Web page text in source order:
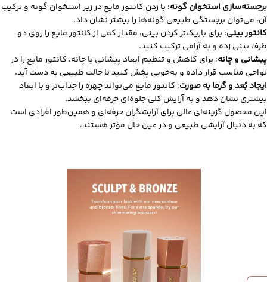
برجسته‌سازی استخوان گونه: با زدن کانتور مایع در زیر استخوان گونه و ترکیب
آن، می‌توان برجستگی طبیعی گونه‌ها را بیشتر نشان داد.
کانتور بینی: برای باریک‌تر کردن بینی، مقدار کمی از کانتور مایع را روی دو
طرف بینی زده و به آرامی ترکیب کنید.
پیشانی و چانه: برای کاهش و تنظیم ابعاد پیشانی یا چانه، کانتور مایع را در
نواحی مناسب قرار داده و به‌خوبی پخش کنید تا حالت طبیعی به دست آید.
ایجاد بُعد و گرما به صورت: کانتور مایع می‌تواند چهره را جذاب‌تر و با ابعاد
بیشتری نشان دهد و به آرایش کلی جلوه‌ای حرفه‌ای ببخشد.
این محصول گزینه‌ای عالی برای آرایشگران حرفه‌ای و همین‌طور افرادی است
که به دنبال آرایشی طبیعی و در عین حال مؤثر هستند.